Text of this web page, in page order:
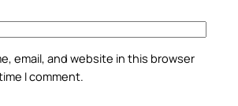
email, and website in this browser
I comment.